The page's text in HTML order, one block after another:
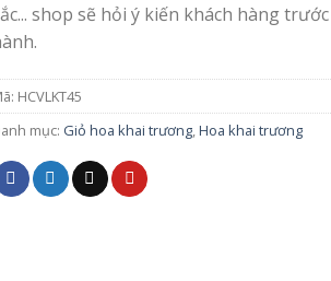
shop sẽ hỏi ý kiến khách hàng
HCVLKT45
mục: Giỏ hoa khai trương,Hoa khai trương